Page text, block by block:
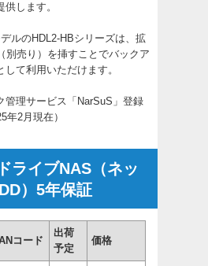
します。
ルのHDL2-HBシリーズは、拡
別売り）を挿すことでバックア
て利用いただけます。
理サービス「NarSuS」登録
年2月現在）
ライブNAS（ネッ
）5年保証
コード
出荷
予定
価格